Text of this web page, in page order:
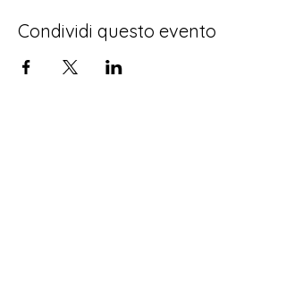
Condividi questo evento